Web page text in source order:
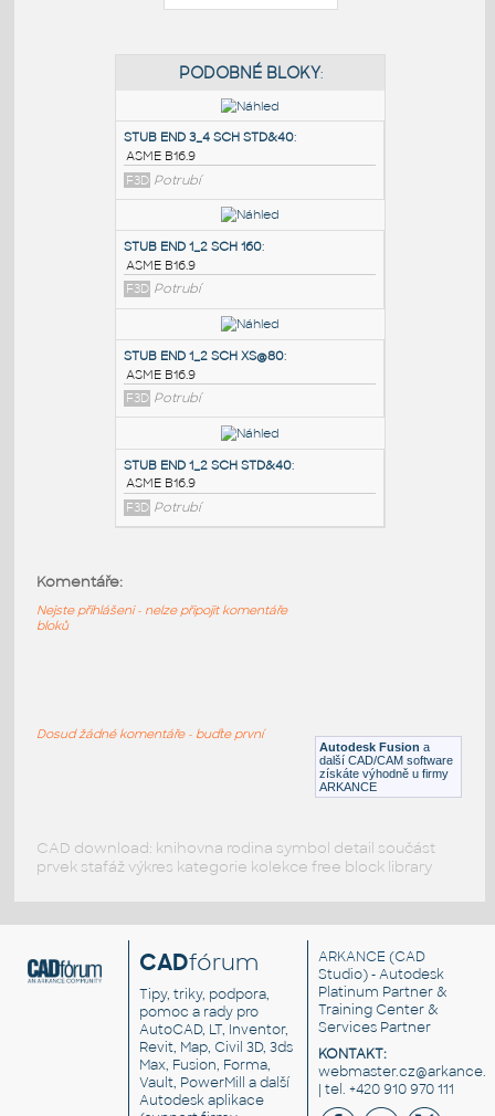
PODOBNÉ BLOKY
STUB END 3_4 SCH STD&40:
ASME B16.9
F3D Potrubí
STUB END 1_2 SCH 160
ASME B16.9
F3D Potrubí
Potrubí
Autodesk Fusion a
další CAD/CAM software
získáte výhodně u firmy
ARKANCE
Komentáře:
Nejste přihlášeni - nelze připojit komentáře
bloků
Dosud žádné komentáře - buďte první
CAD download: knihovna rodina symbol detail součást
prvek stafáž výkres kategorie kolekce free block library
CADfórum
Tipy, triky, podpora,
pomoc a rady pro
AutoCAD, LT, Inventor,
Revit, Map, Civil 3D, 3ds
Max, Fusion, Forma,
Vault, PowerMill a další
Autodesk aplikace
ARKANCE (CAD
Studio) - Autodesk
Platinum Partner &
Training Center &
Services Partner
KONTAKT:
| tel. +420 910 970 111